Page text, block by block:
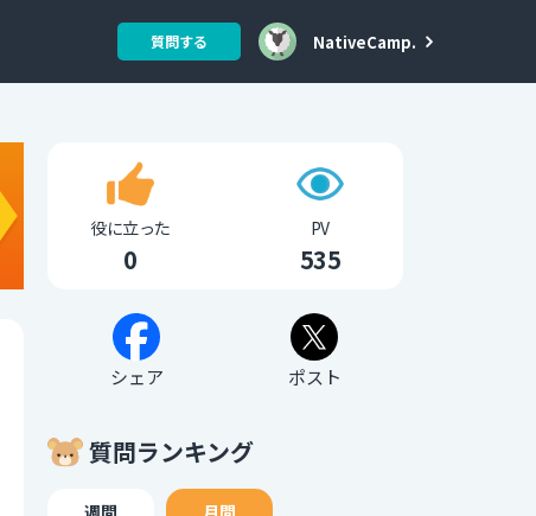
質問する NativeCamp.
役に立った
0
PV
535
シェア ポスト
質問ランキング
週間 月間